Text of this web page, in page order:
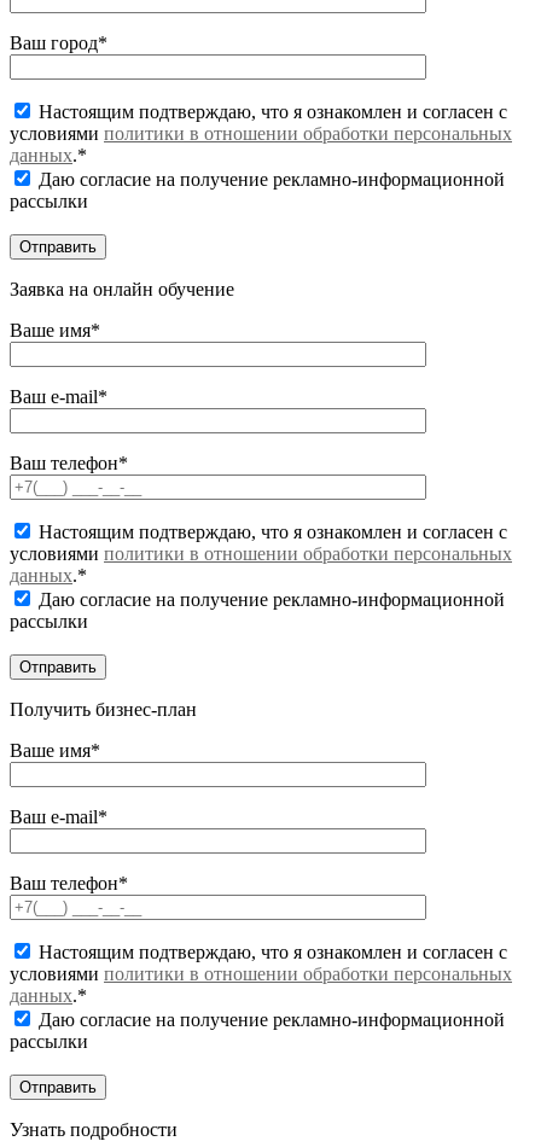
Ваш город*
Настоящим подтверждаю, что я ознакомлен и согласен с
условиями политики в отношении обработки персональных
данных.*
Даю согласие на получение рекламно-информационной
рассылки
Заявка на онлайн обучение
Ваше имя*
Ваш e-mail*
Ваш телефон*
Настоящим подтверждаю, что я ознакомлен и согласен с
условиями политики в отношении обработки персональных
данных.*
Даю согласие на получение рекламно-информационной
рассылки
Получить бизнес-план
Ваше имя*
Ваш e-mail*
Ваш телефон*
Настоящим подтверждаю, что я ознакомлен и согласен с
условиями политики в отношении обработки персональных
данных.*
Даю согласие на получение рекламно-информационной
рассылки
Узнать подробности